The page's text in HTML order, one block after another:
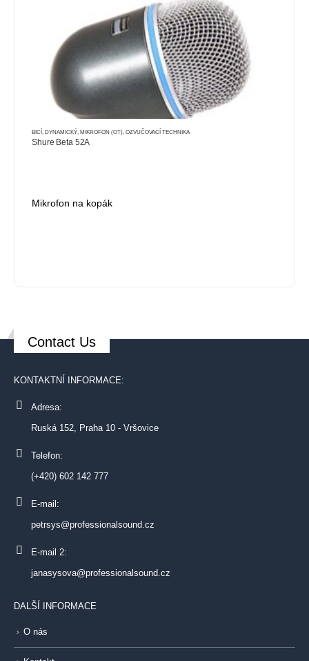
BICÍ , DYNAMICKÝ, MIKROFON (OT), OZVUČOVACÍ TECHNIKA
Shure Beta 52A
Mikrofon na kopák
Contact Us
KONTAKTNÍ INFORMACE:
Adresa:
Ruská 152, Praha 10 - Vršovice
Telefon:
(+420) 602 142 777
E-mail:
petrsys@professionalsound.cz
E-mail 2:
janasysova@professionalsound.cz
DALŠÍ INFORMACE
O nás